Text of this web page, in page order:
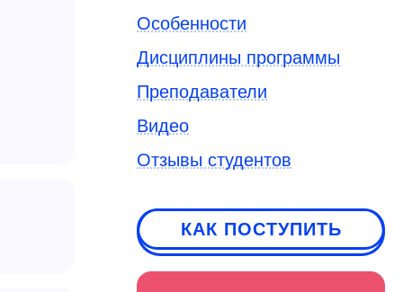
Особенности
Дисциплины программы
Преподаватели
Видео
Отзывы студентов
КАК ПОСТУПИТЬ